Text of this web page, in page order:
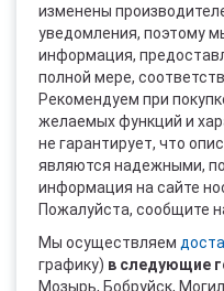
изменены
уведомления, поэтому
информация,
полной мере,
Рекомендуем при
желаемых функций и
не гарантирует, что
являются надежными,
информация на сайте
Пожалуйста, сообщите
Мы осуществляем
графику) в следующие
Мозырь, Бобруйск,